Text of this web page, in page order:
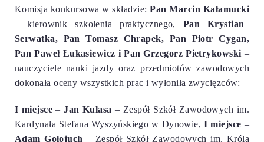
Komisja konkursowa w składzie:Pan Marcin Kałamucki
– kierownik szkolenia praktycznego, Pan Krystian
Serwatka, Pan Tomasz Chrapek, Pan Piotr Cygan,
Pan Paweł Łukasiewicz i Pan Grzegorz Pietrykowski –
nauczyciele nauki jazdy oraz przedmiotów zawodowych
dokonała oceny wszystkich prac i wyłoniła zwycięzców:
I miejsce –Jan Kulasa – Zespół Szkół Zawodowych im.
Kardynała Stefana Wyszyńskiego w Dynowie,I miejsce –
Adam Gołojuch – Zespół Szkół Zawodowych im. Króla